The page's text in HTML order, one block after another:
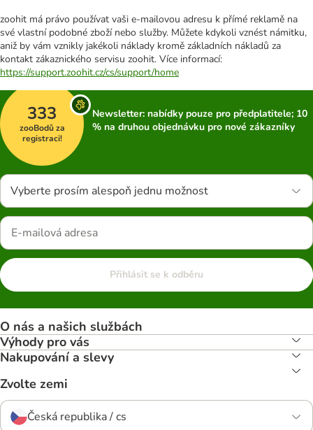
zoohit má právo používat vaši e-mailovou adresu k přímé reklamě na
své vlastní podobné zboží nebo služby. Můžete kdykoli vznést námitku,
aniž by vám vznikly jakékoli náklady kromě základních nákladů za
kontakt zákaznického servisu zoohit. Více informací:
https://support.zoohit.cz/cs/support/home
333
zooBodů za
registraci!
Newsletter: nabídky pouze pro předplatitele; 10
% na druhou objednávku pro nové zákazníky
Vyberte prosím alespoň jednu možnost
Přihlásit se k odběru
O nás a našich službách
Výhody pro vás
Nakupování a slevy
Zvolte zemi
Česká republika / cs